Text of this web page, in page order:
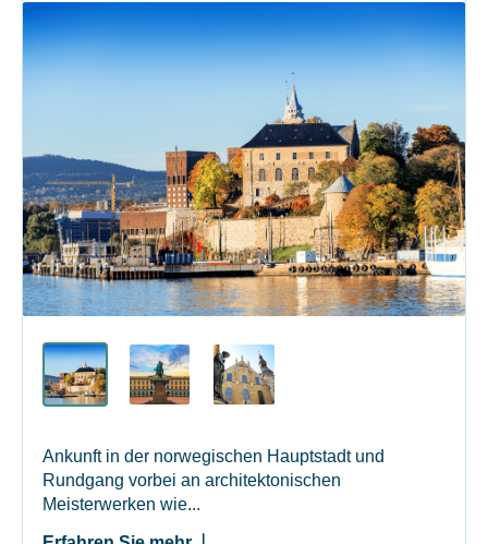
Ankunft in der norwegischen Hauptstadt und
Rundgang vorbei an architektonischen
Meisterwerken wie...